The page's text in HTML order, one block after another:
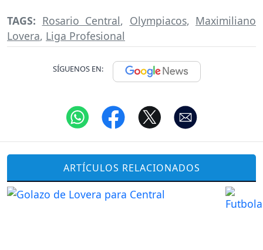
TAGS: Rosario Central, Olympiacos, Maximiliano
Lovera, Liga Profesional
SÍGUENOS EN:
ARTÍCULOS RELACIONADOS